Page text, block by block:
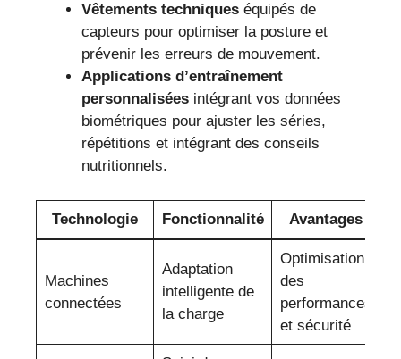
Vêtements techniques équipés de
capteurs pour optimiser la posture et
prévenir les erreurs de mouvement.
Applications d’entraînement
personnalisées intégrant vos données
biométriques pour ajuster les séries,
répétitions et intégrant des conseils
nutritionnels.
Technologie Fonctionnalité Avantages
Machines
connectées
Adaptation
intelligente de
la charge
Optimisation
des
performances
et sécurité